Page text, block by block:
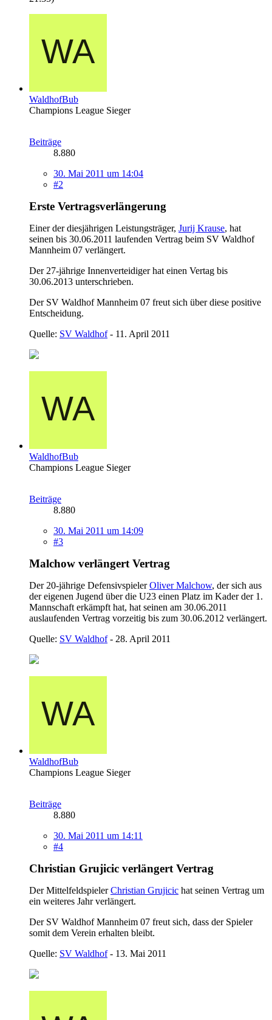
WaldhofBub
Champions League Sieger
Beiträge
8.880
30. Mai 2011 um 14:04
#2
Erste Vertragsverlängerung
Einer der diesjährigen Leistungsträger, Jurij Krause, hat
seinen bis 30.06.2011 laufenden Vertrag beim SV Waldhof
Mannheim 07 verlängert.
Der 27-jährige Innenverteidiger hat einen Vertag bis
30.06.2013 unterschrieben.
Der SV Waldhof Mannheim 07 freut sich über diese positive
Entscheidung.
Quelle: SV Waldhof- 11. April 2011
WaldhofBub
Champions League Sieger
Beiträge
8.880
30. Mai 2011 um 14:09
#3
Malchow verlängert Vertrag
Der 20-jährige DefensivspielerOliver Malchow, der sich aus
der eigenen Jugend über die U23 einen Platz im Kader der 1.
Mannschaft erkämpft hat, hat seinen am 30.06.2011
auslaufenden Vertrag vorzeitig bis zum 30.06.2012 verlängert.
Quelle: SV Waldhof- 28. April 2011
WaldhofBub
Champions League Sieger
Beiträge
8.880
30. Mai 2011 um 14:11
#4
Christian Grujicic verlängert Vertrag
Der MittelfeldspielerChristian Grujicic hat seinen Vertrag um
ein weiteres Jahr verlängert.
Der SV Waldhof Mannheim 07 freut sich, dass der Spieler
somit dem Verein erhalten bleibt.
Quelle: SV Waldhof- 13. Mai 2011